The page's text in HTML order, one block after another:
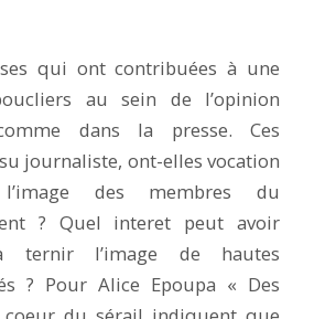
qui ont contribuées à une
au sein de l’opinion
dans la presse. Ces
journaliste, ont-elles vocation
des membres du
? Quel interet peut avoir
ternir l’image de hautes
? Pour Alice Epoupa « Des